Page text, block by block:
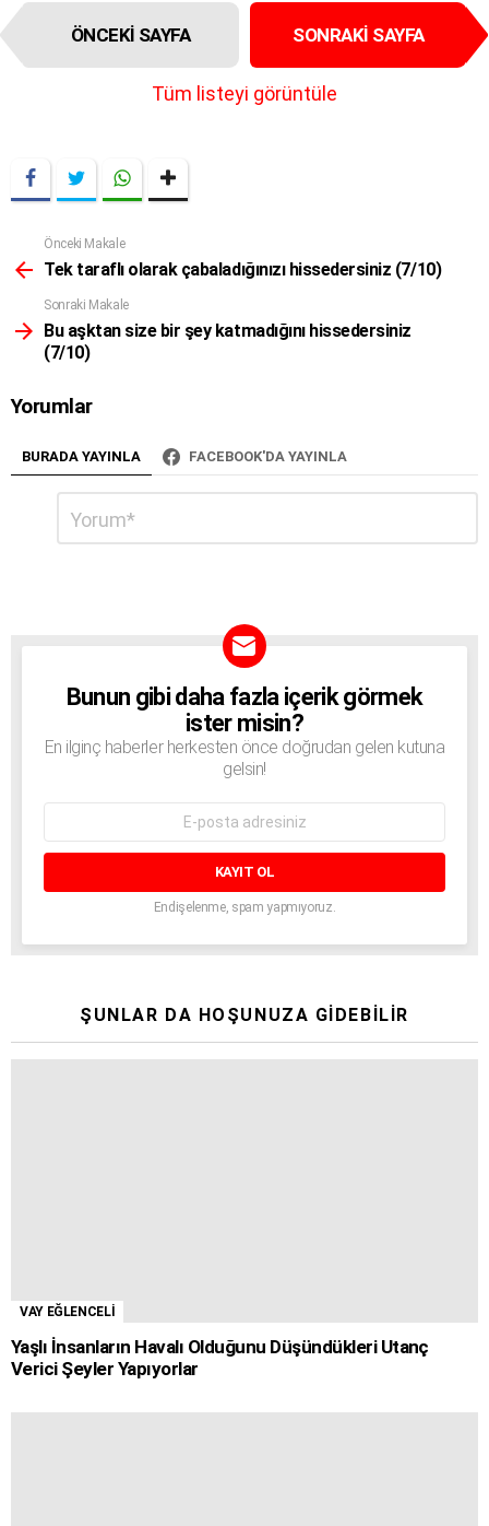
I
e
g
i
ÖNCEKI SAYFA SONRAKI SAYFA
Tüm listeyi görüntüle
Daha
Fazla
Önceki Makale
Tek taraflı olarak çabaladığınızı hissedersiniz (7/10)
Sonraki Makale
Bu aşktan size bir şey katmadığını hissedersiniz
(7/10)
Yorumlar
BURADA YAYINLA FACEBOOK'DA YAYINLA
BÜLTEN
Bunun gibi daha fazla içerik görmek
ister misin?
En ilginç haberler herkesten önce doğrudan gelen kutuna
gelsin!
adresi:
Endişelenme, spam yapmıyoruz.
ŞUNLAR DA HOŞUNUZA GIDEBILIR
VAY EĞLENCELİ
Yaşlı İnsanların Havalı Olduğunu Düşündükleri Utanç
Verici Şeyler Yapıyorlar